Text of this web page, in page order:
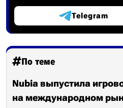
Telegram
По теме
Nubia выпустила
на международном